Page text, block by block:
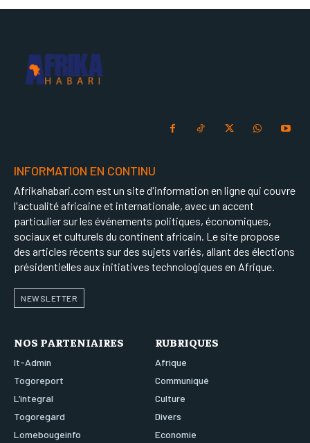
INFORMATION EN CONTINU
Afrikahabari.com est un site d'information en ligne qui couvre
l'actualité africaine et internationale, avec un accent
particulier sur les événements politiques, économiques,
sociaux et culturels du continent africain. Le site propose
des articles récents sur des sujets variés, allant des élections
présidentielles aux initiatives technologiques en Afrique.
NEWSLETTER
NOS PARTENIAIRES
It-Admin
Togoreport
L’integral
Togoregard
Lomebougeinfo
RUBRIQUES
Afrique
Communiqué
Culture
Divers
Economie